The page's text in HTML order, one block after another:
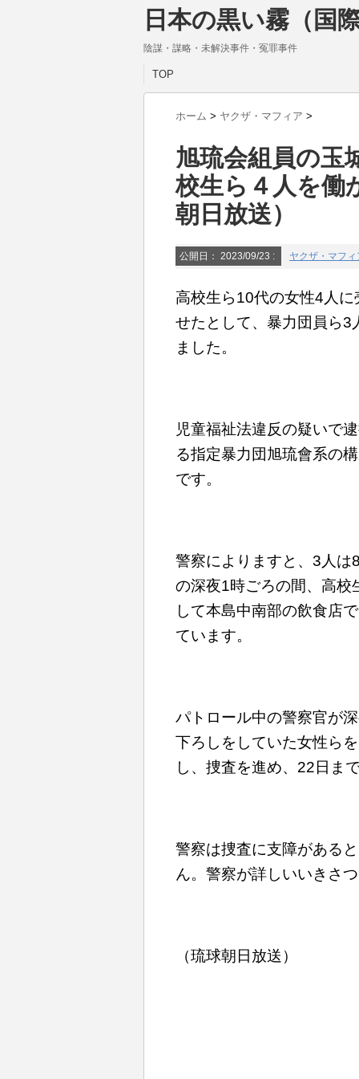
日本の黒い霧（国
陰謀・謀略・未解決事件・冤罪事件
TOP
ホーム > ヤクザ・マフィア >
旭琉会組員の玉
校生ら４人を働
朝日放送）
公開日： 2023/09/23 : ヤクザ・マフィ
高校生ら10代の女性4人
せたとして、暴力団員ら3
ました。
児童福祉法違反の疑いで
る指定暴力団旭琉會系の
です。
警察によりますと、3人
の深夜1時ごろの間、高校
して本島中南部の飲食店
ています。
パトロール中の警察官が
下ろしをしていた女性ら
し、捜査を進め、22日ま
警察は捜査に支障がある
ん。警察が詳しいいきさ
（琉球朝日放送）